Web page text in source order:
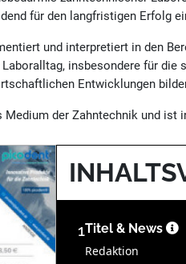
für den langfristigen Erfolg
und interpretiert in den
insbesondere für
Entwicklungen
der Zahntechnik und ist
1Titel & News
Redaktion